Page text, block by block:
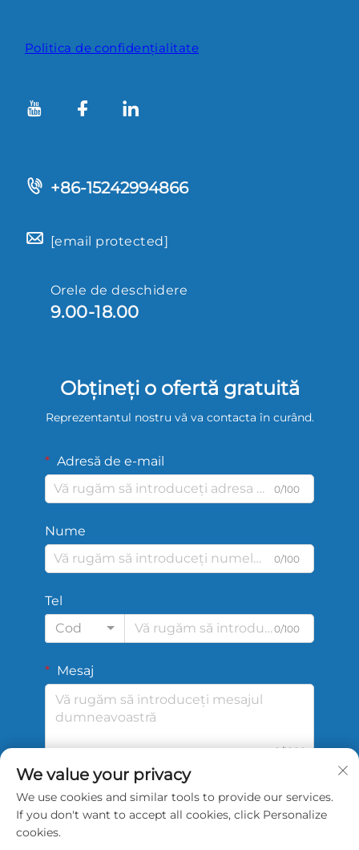
Politica de confidențialitate
+86-15242994866
[email protected]
Orele de deschidere
9.00-18.00
Obțineți o ofertă gratuită
Reprezentantul nostru vă va contacta în curând.
Adresă de e-mail
0/100
Nume
0/100
Tel
Cod
0/100
Mesaj
0/1000
Trimite
We value your privacy
We use cookies and similar tools to provide our services.
If you don't want to accept all cookies, click Personalize
cookies.